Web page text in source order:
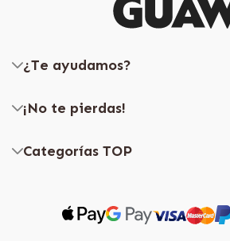
¿Te ayudamos?
¡No te pierdas!
Categorías TOP